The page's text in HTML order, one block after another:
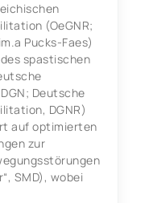
(OeGNR;
Pucks-Faes)
spastischen
Deutsche
DGNR)
auf optimierten
zur
SMD), wobei